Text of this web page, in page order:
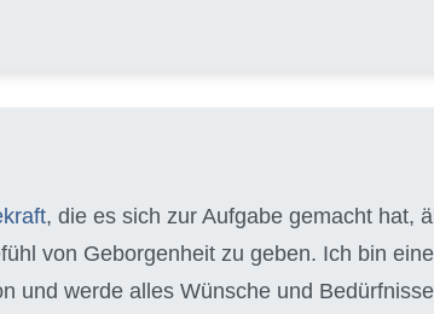
, die es sich zur Aufgabe gemacht hat,
von Geborgenheit zu geben. Ich bin
und werde alles Wünsche und